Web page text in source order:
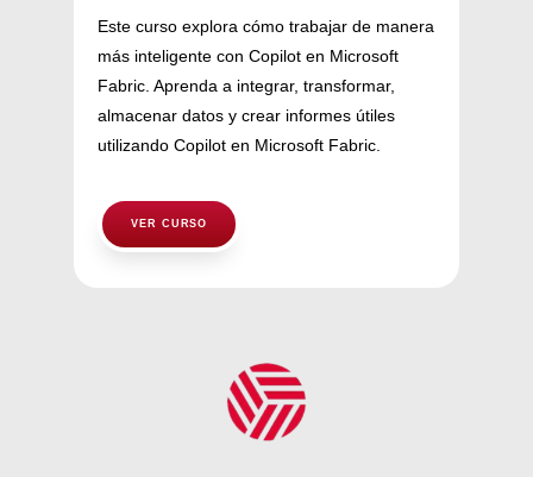
Este curso explora cómo trabajar de manera
más inteligente con Copilot en Microsoft
Fabric. Aprenda a integrar, transformar,
almacenar datos y crear informes útiles
utilizando Copilot en Microsoft Fabric.
VER CURSO